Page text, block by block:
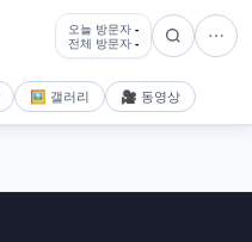
오늘 방문자 -
전체 방문자 -
🖼️ 갤러리 🎥 동영상